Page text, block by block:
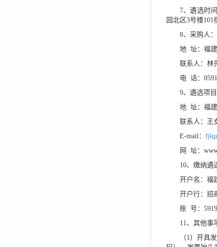
7、遴选时
园北区3号楼101
8、采购人
地 址：福
联系人：林
电 话：
9、遴选项
地 址：福
联系人：王
E-mail：
网
址：
10、缴纳遴
开户名：福
开户行：招
账 号：
11、其他事
（1）开具